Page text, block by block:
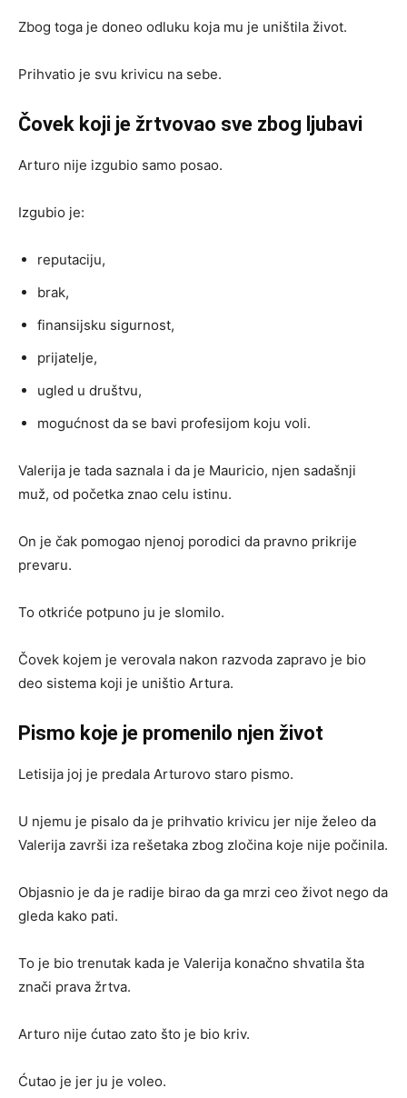
Zbog toga je doneo odluku koja mu je uništila život.
Prihvatio je svu krivicu na sebe.
Čovek koji je žrtvovao sve zbog ljubavi
Arturo nije izgubio samo posao.
Izgubio je:
reputaciju,
brak,
finansijsku sigurnost,
prijatelje,
ugled u društvu,
mogućnost da se bavi profesijom koju voli.
Valerija je tada saznala i da je Mauricio, njen sadašnji
muž, od početka znao celu istinu.
On je čak pomogao njenoj porodici da pravno prikrije
prevaru.
To otkriće potpuno ju je slomilo.
Čovek kojem je verovala nakon razvoda zapravo je bio
deo sistema koji je uništio Artura.
Pismo koje je promenilo njen život
Letisija joj je predala Arturovo staro pismo.
U njemu je pisalo da je prihvatio krivicu jer nije želeo da
Valerija završi iza rešetaka zbog zločina koje nije počinila.
Objasnio je da je radije birao da ga mrzi ceo život nego da
gleda kako pati.
To je bio trenutak kada je Valerija konačno shvatila šta
znači prava žrtva.
Arturo nije ćutao zato što je bio kriv.
Ćutao je jer ju je voleo.